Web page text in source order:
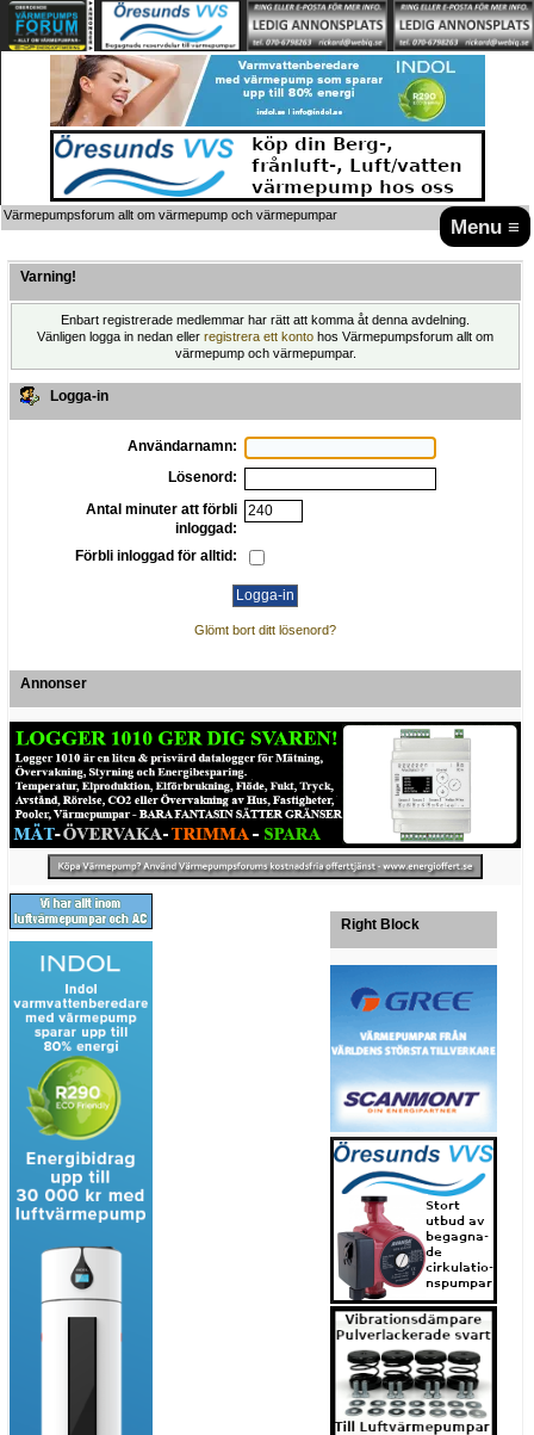
Menu ≡
Värmepumpsforum allt om värmepump och värmepumpar
Varning!
Enbart registrerade medlemmar har rätt att komma åt denna avdelning.
Vänligen logga in nedan eller registrera ett konto hos Värmepumpsforum allt om
värmepump och värmepumpar.
Logga-in
Användarnamn:
Lösenord:
Antal minuter att förbli
inloggad:
Förbli inloggad för alltid:
Glömt bort ditt lösenord?
Annonser
Right Block